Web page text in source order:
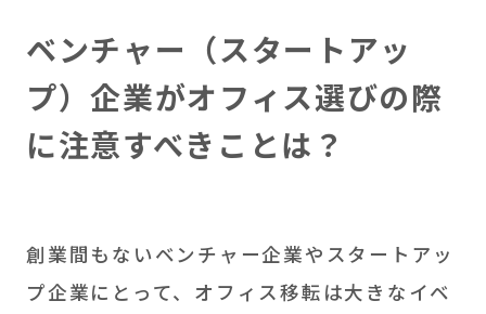
M＆Aアドバイザリー
ソリューション事業
ベンチャー（スタートアッ
プ）企業がオフィス選びの際
に注意すべきことは？
創業間もないベンチャー企業やスタートアッ
プ企業にとって、オフィス移転は大きなイベ